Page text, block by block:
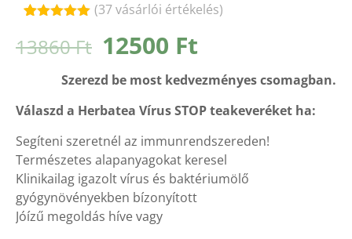
5.00az 5-
ből,
(37vásárlói értékelés)
13860Ft Original
price
was:
13860 Ft.
12500 Ft
price
is:
12500 Ft.
Szerezd be most kedvezményes csomagban.
Válaszd a Herbatea Vírus STOP teakeveréket ha:
Segíteni szeretnél az immunrendszereden!
Természetes alapanyagokat keresel
Klinikailag igazolt vírus és baktériumölő
gyógynövényekben bízonyított
Jóízű megoldás híve vagy